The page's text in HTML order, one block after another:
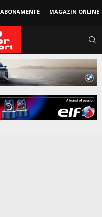
ABONAMENTE MAGAZIN ONLINE